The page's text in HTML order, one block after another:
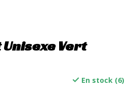
Vert
En stock (6)